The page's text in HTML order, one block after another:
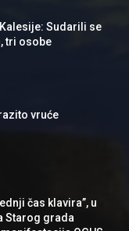
Sudarili se
tri osobe
vruće
čas klavira”, u
Starog grada